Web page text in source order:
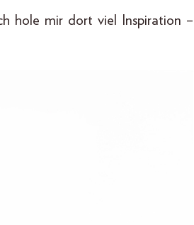
hole mir dort viel Inspiration –